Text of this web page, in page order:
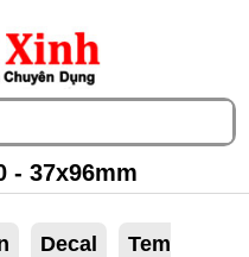
- 37x96mm
Decal Tem